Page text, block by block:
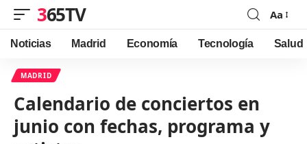
365TV
Font
Resizer
Aa
Noticias Madrid Economía Tecnología Salud
MADRID
Calendario de conciertos en
junio con fechas, programa y